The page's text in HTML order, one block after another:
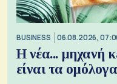
BUSINESS 06.08.2026,
Η νέα... μηχανή
είναι τα ομόλογα